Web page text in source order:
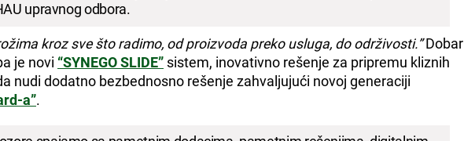
upravnog odbora.
kroz sve što radimo, od proizvoda preko usluga, do održivosti.”Dobar
je novi “SYNEGO SLIDE” sistem, inovativno rešenje za pripremu kliznih
nudi dodatno bezbednosno rešenje zahvaljujući novoj generaciji
a”.